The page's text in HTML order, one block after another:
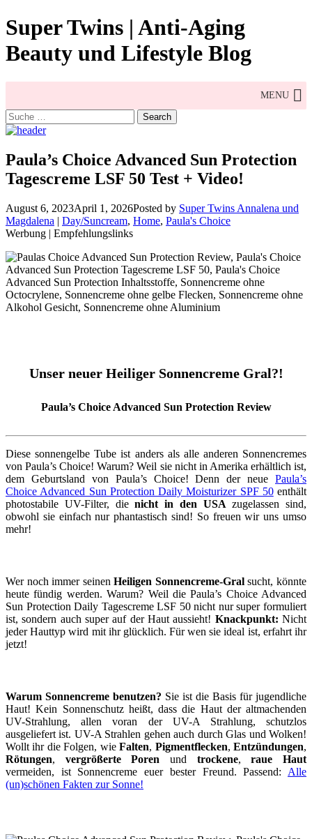
Skip
to
content
Super Twins | Anti-Aging
Beauty und Lifestyle Blog
MENU
Search
for:
Paula’s Choice Advanced Sun Protection
Tagescreme LSF 50 Test + Video!
August 6, 2023April 1, 2026Posted by Super Twins Annalena und
Magdalena | Day/Suncream, Home, Paula's Choice
Werbung | Empfehlungslinks
Unser neuer Heiliger Sonnencreme Gral?!
Paula’s Choice Advanced Sun Protection Review
Diese sonnengelbe Tube ist anders als alle anderen Sonnencremes
von Paula’s Choice! Warum? Weil sie nicht in Amerika erhältlich ist,
dem Geburtsland von Paula’s Choice! Denn der neue Paula’s
Choice Advanced Sun Protection Daily Moisturizer SPF 50enthält
photostabile UV-Filter, dienicht in den USAzugelassen sind,
obwohl sie einfach nur phantastisch sind! So freuen wir uns umso
mehr!
Wer noch immer seinenHeiligen Sonnencreme-Gralsucht, könnte
heute fündig werden. Warum? Weil die Paula’s Choice Advanced
Sun Protection Daily Tagescreme LSF 50 nicht nur super formuliert
ist, sondern auch super auf der Haut aussieht! Knackpunkt: Nicht
jeder Hauttyp wird mit ihr glücklich. Für wen sie ideal ist, erfahrt ihr
jetzt!
Warum Sonnencreme benutzen? Sie ist die Basis für jugendliche
Haut! Kein Sonnenschutz heißt, dass die Haut der altmachenden
UV-Strahlung, allen voran der UV-A Strahlung, schutzlos
ausgeliefert ist. UV-A Strahlen gehen auch durch Glas und Wolken!
Wollt ihr die Folgen, wieFalten, Pigmentflecken,Entzündungen,
Rötungen, vergrößerte Poren und trockene,raue Haut
vermeiden, ist Sonnencreme euer bester Freund. Passend: Alle
(un)schönen Fakten zur Sonne!